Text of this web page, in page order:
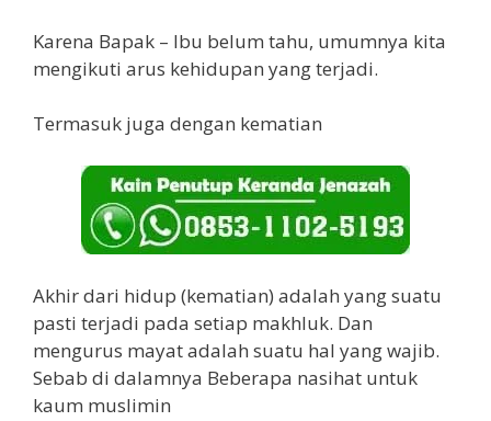
Karena Bapak – Ibu belum tahu, umumnya kita
mengikuti arus kehidupan yang terjadi.
Termasuk juga dengan kematian
Akhir dari hidup (kematian) adalah yang suatu
pasti terjadi pada setiap makhluk. Dan
mengurus mayat adalah suatu hal yang wajib.
Sebab di dalamnya Beberapa nasihat untuk
kaum muslimin